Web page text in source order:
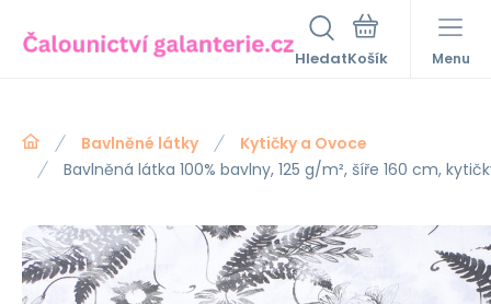
Hledat Menu
Bavlněné látky
Kytičky a Ovoce
Bavlněná látka 100% bavlny, 125 g/m², šíře 160 cm,